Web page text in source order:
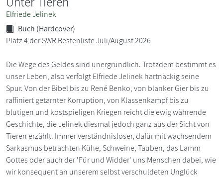
Elfriede Jelinek
Buch (Hardcover)
Platz 4 der SWR Bestenliste Juli/August 2026
Die Wege des Geldes sind unergründlich. Trotzdem bestimmt es
unser Leben, also verfolgt Elfriede Jelinek hartnäckig seine
Spur. Von der Bibel bis zu René Benko, von blanker Gier bis zu
raffiniert getarnter Korruption, von Klassenkampf bis zu
blutigen und kostspieligen Kriegen reicht die ewig währende
Geschichte, die Jelinek diesmal jedoch ganz aus der Sicht von
Tieren erzählt. Immer verständnisloser, dafür mit wachsendem
Sarkasmus betrachten Kühe, Schweine, Tauben, das Lamm
Gottes oder auch der 'Für und Widder' uns Menschen dabei, wie
wir konsequent an unserem selbst verschuldeten Unglück